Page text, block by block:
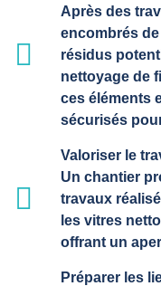
Après des
encombrés
résidus
nettoyage de
ces éléments
sécurisés
Valoriser le
Un chantier
travaux
les vitres
offrant un
Préparer les